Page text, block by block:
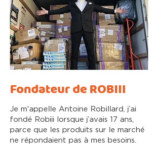
Fondateur de ROBIII
Je m'appelle Antoine Robillard, j’ai
fondé Robiii lorsque j’avais 17 ans,
parce que les produits sur le marché
ne répondaient pas à mes besoins.